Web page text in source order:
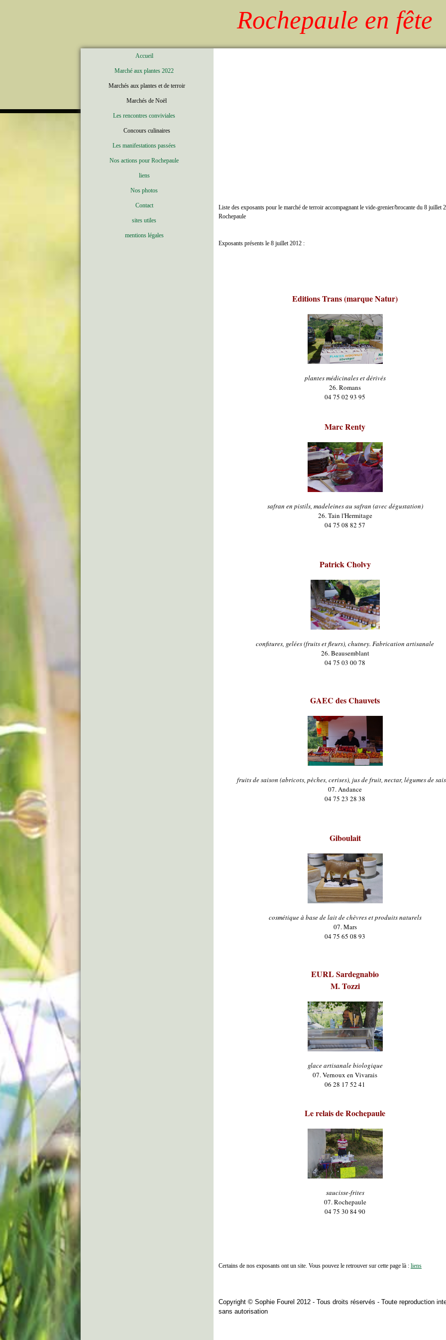
Rochepaule en fête
Accueil
Marché aux plantes 2022
Marchés aux plantes et de terroir
Marchés de Noël
Les rencontres conviviales
Concours culinaires
Les manifestations passées
Nos actions pour Rochepaule
liens
Nos photos
Contact
sites utiles
mentions légales
Liste des exposants pour le marché de terroir accompagnant le vide-grenier/brocante du 8 juillet
Rochepaule
Exposants présents le 8 juillet 2012 :
Editions Trans (marque Natur)
plantes médicinales et dérivés
26. Romans
04 75 02 93 95
Marc Renty
safran en pistils, madeleines au safran (avec dégustation)
26. Tain l'Hermitage
04 75 08 82 57
Patrick Cholvy
confitures, gelées (fruits et fleurs), chutney. Fabrication artisanale
26. Beausemblant
04 75 03 00 78
GAEC des Chauvets
fruits de saison (abricots, pèches, cerises), jus de fruit, nectar, légumes de
07. Andance
04 75 23 28 38
Giboulait
cosmétique à base de lait de chèvres et produits naturels
07. Mars
04 75 65 08 93
EURL Sardegnabio
M. Tozzi
glace artisanale biologique
07. Vernoux en Vivarais
06 28 17 52 41
Le relais de Rochepaule
saucisse-frites
07. Rochepaule
04 75 30 84 90
Certains de nos exposants ont un site. Vous pouvez le retrouver sur cette page là : liens
Copyright © Sophie Fourel 2012 - Tous droits réservés - Toute reproduction
sans autorisation